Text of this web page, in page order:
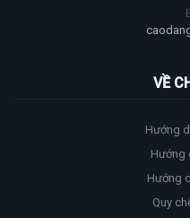
VỀ
Hướng
Hướng
Hướng
Quy